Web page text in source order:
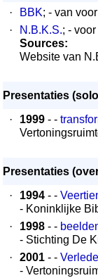
·
BBK; - van
·
N.B.K.S.; -
Sources:
Website van
Presentaties
·
1999 - -
Presentaties
·
1994 - -
- Koninklijke
·
1998 - -
- Stichting De
·
2001 - -
-